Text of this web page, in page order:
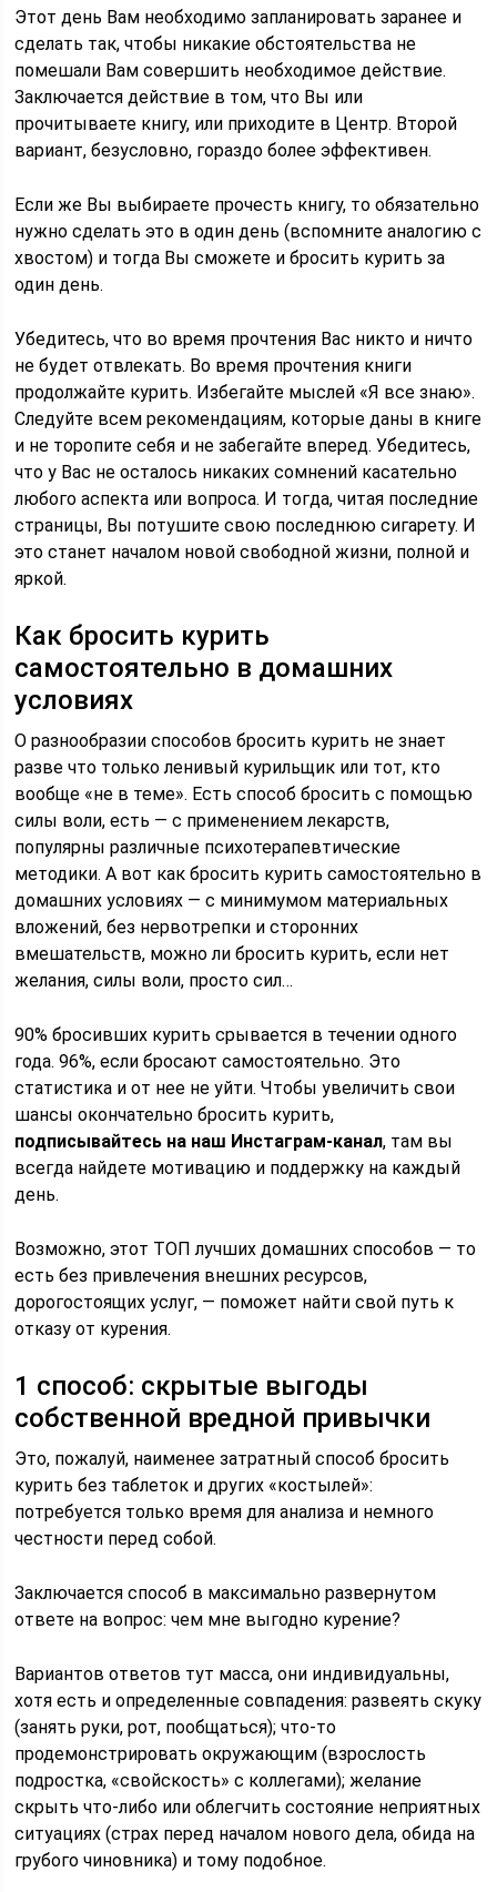
Этот день Вам необходимо запланировать заранее и
сделать так, чтобы никакие обстоятельства не
помешали Вам совершить необходимое действие.
Заключается действие в том, что Вы или
прочитываете книгу, или приходите в Центр. Второй
вариант, безусловно, гораздо более эффективен.
Если же Вы выбираете прочесть книгу, то обязательно
нужно сделать это в один день (вспомните аналогию с
хвостом) и тогда Вы сможете и бросить курить за
один день.
Убедитесь, что во время прочтения Вас никто и ничто
не будет отвлекать. Во время прочтения книги
продолжайте курить. Избегайте мыслей «Я все знаю».
Следуйте всем рекомендациям, которые даны в книге
и не торопите себя и не забегайте вперед. Убедитесь,
что у Вас не осталось никаких сомнений касательно
любого аспекта или вопроса. И тогда, читая последние
страницы, Вы потушите свою последнюю сигарету. И
это станет началом новой свободной жизни, полной и
яркой.
Как бросить курить
самостоятельно в домашних
условиях
О разнообразии способов бросить курить не знает
разве что только ленивый курильщик или тот, кто
вообще «не в теме». Есть способ бросить с помощью
силы воли, есть — с применением лекарств,
популярны различные психотерапевтические
методики. А вот как бросить курить самостоятельно в
домашних условиях — с минимумом материальных
вложений, без нервотрепки и сторонних
вмешательств, можно ли бросить курить, если нет
желания, силы воли, просто сил…
90% бросивших курить срывается в течении одного
года. 96%, если бросают самостоятельно. Это
статистика и от нее не уйти. Чтобы увеличить свои
шансы окончательно бросить курить,
подписывайтесь на наш Инстаграм-канал, там вы
всегда найдете мотивацию и поддержку на каждый
день.
Возможно, этот ТОП лучших домашних способов — то
есть без привлечения внешних ресурсов,
дорогостоящих услуг, — поможет найти свой путь к
отказу от курения.
1 способ: скрытые выгоды
собственной вредной привычки
Это, пожалуй, наименее затратный способ бросить
курить без таблеток и других «костылей»:
потребуется только время для анализа и немного
честности перед собой.
Заключается способ в максимально развернутом
ответе на вопрос: чем мне выгодно курение?
Вариантов ответов тут масса, они индивидуальны,
хотя есть и определенные совпадения: развеять скуку
(занять руки, рот, пообщаться); что-то
продемонстрировать окружающим (взрослость
подростка, «свойскость» с коллегами); желание
скрыть что-либо или облегчить состояние неприятных
ситуациях (страх перед началом нового дела, обида на
грубого чиновника) и тому подобное.